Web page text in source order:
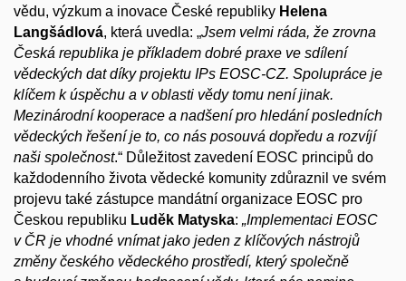
vědu, výzkum a inovace České republiky Helena
Langšádlová, která uvedla: „Jsem velmi ráda, že zrovna
Česká republika je příkladem dobré praxe ve sdílení
vědeckých dat díky projektu IPs EOSC-CZ. Spolupráce je
klíčem k úspěchu a v oblasti vědy tomu není jinak.
Mezinárodní kooperace a nadšení pro hledání posledních
vědeckých řešení je to, co nás posouvá dopředu a rozvíjí
naši společnost.“ Důležitost zavedení EOSC principů do
každodenního života vědecké komunity zdůraznil ve svém
projevu také zástupce mandátní organizace EOSC pro
Českou republiku Luděk Matyska: „Implementaci EOSC
v ČR je vhodné vnímat jako jeden z klíčových nástrojů
změny českého vědeckého prostředí, který společně